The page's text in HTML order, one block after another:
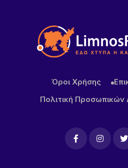
Όροι Χρήσης
Πολιτική